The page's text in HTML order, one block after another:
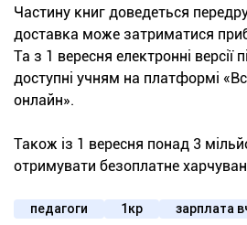
Частину книг доведеться
доставка може затриматися
Та з 1 вересня електронні версії
доступні учням на платформі
онлайн».
Також із 1 вересня понад 3
отримувати безоплатне
педагоги 1кр зарплата